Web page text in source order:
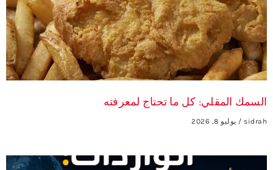
السمك المقلي: كل ما تحتاج لمعرفته
sidrah يوليو 8, 2026